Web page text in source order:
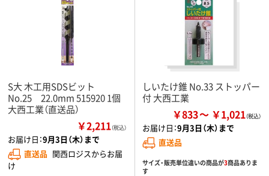
S大 木工用SDSビット
No.25 22.0mm 515920 1個
大西工業（直送品）
￥2,211（税込）
お届け日：9月3日（木）まで
直送品 関西ロジスからお届
け
しいたけ錐 No.33 ストッパー
付 大西工業
￥833 ￥1,021
お届け日：9月3日（木）まで
直送品
サイズ・販売単位違いの商品が3商品ありま
す